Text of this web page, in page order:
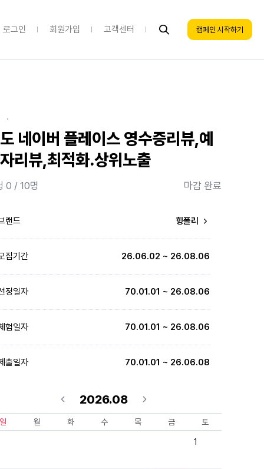
로그인 회원가입 고객센터 캠페인 시작하기
·
네이버 플레이스 영수증리뷰,예
리뷰,최적화.상위노출
0 / 10명 마감 완료
랜드 힝폴리
집기간 26.06.02 ~ 26.08.06
정일자 70.01.01 ~ 26.08.06
험일자 70.01.01 ~ 26.08.06
출일자 70.01.01 ~ 26.06.08
2026.08
일 월 화 수 목 금 토
1